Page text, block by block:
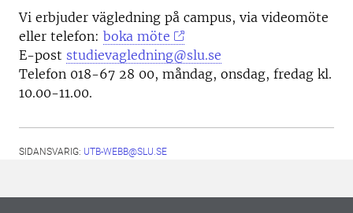
Vi erbjuder vägledning på campus, via videomöte
eller telefon: boka möte
E-post studievagledning@slu.se
Telefon 018-67 28 00, måndag, onsdag, fredag kl.
10.00-11.00.
SIDANSVARIG: UTB-WEBB@SLU.SE